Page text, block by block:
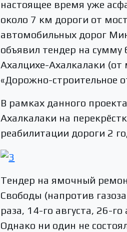
настоящее время уже
около 7 км дороги от
автомобильных дорог
объявил тендер на сумму
Ахалцихе-Ахалкалаки
«Дорожно-строительное
В рамках данного
Ахалкалаки на
реабилитации дороги 2
Тендер на ямочный
Свободы (напротив
раза, 14-го августа, 26-
Однако ни один не